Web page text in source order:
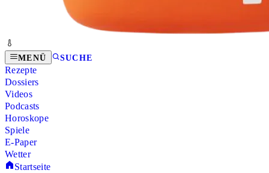
MENÜ SUCHE
Rezepte
Dossiers
Videos
Podcasts
Horoskope
Spiele
E-Paper
Wetter
Startseite